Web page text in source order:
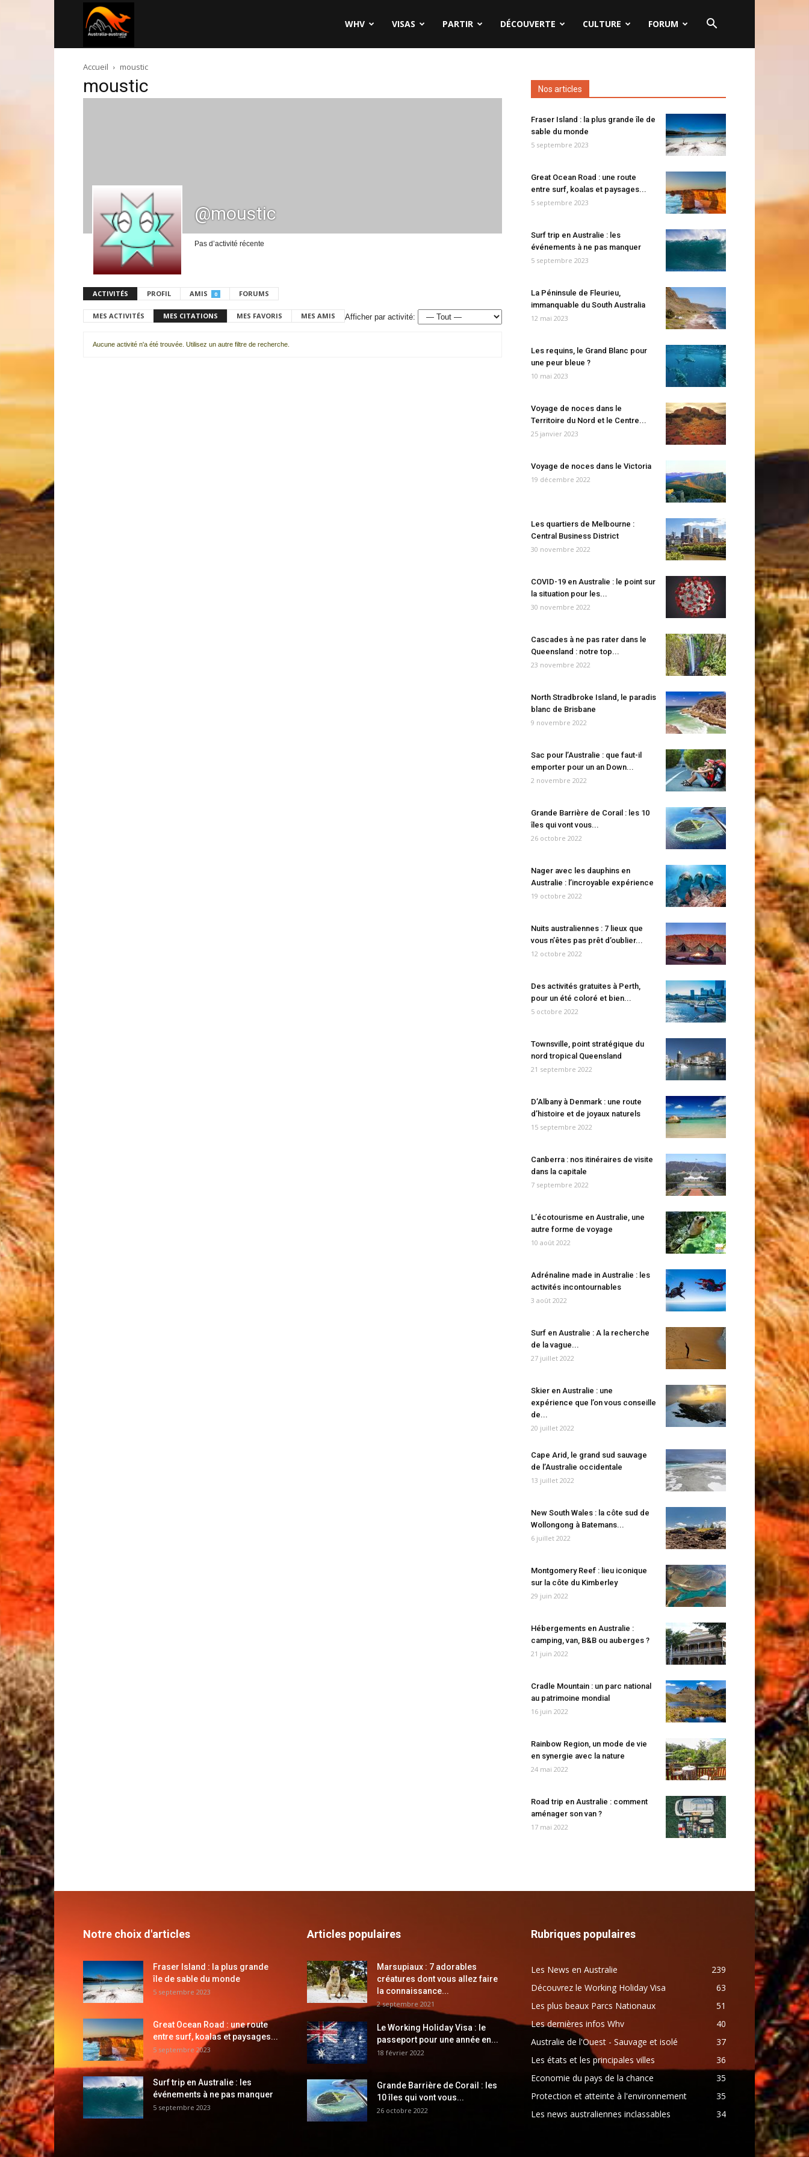
australie.com
WHV VISAS PARTIR DÉCOUVERTE CULTURE FORUM
Accueil moustic
moustic
@moustic
Pas d’activité récente
ACTIVITÉS PROFIL AMIS 0 FORUMS
MES ACTIVITÉS MES CITATIONS MES FAVORIS MES AMIS Afficher par activité:
Aucune activité n'a été trouvée. Utilisez un autre filtre de recherche.
Nos articles
Fraser Island : la plus grande île de
sable du monde
5 septembre 2023
Great Ocean Road : une route
entre surf, koalas et paysages...
5 septembre 2023
Surf trip en Australie : les
événements à ne pas manquer
5 septembre 2023
La Péninsule de Fleurieu,
immanquable du South Australia
12 mai 2023
Les requins, le Grand Blanc pour
une peur bleue ?
10 mai 2023
Voyage de noces dans le
Territoire du Nord et le Centre...
25 janvier 2023
Voyage de noces dans le Victoria
19 décembre 2022
Les quartiers de Melbourne :
Central Business District
30 novembre 2022
COVID-19 en Australie : le point sur
la situation pour les...
30 novembre 2022
Cascades à ne pas rater dans le
Queensland : notre top...
23 novembre 2022
North Stradbroke Island, le paradis
blanc de Brisbane
9 novembre 2022
Sac pour l’Australie : que faut-il
emporter pour un an Down...
2 novembre 2022
Grande Barrière de Corail : les 10
îles qui vont vous...
26 octobre 2022
Nager avec les dauphins en
Australie : l’incroyable expérience
19 octobre 2022
Nuits australiennes : 7 lieux que
vous n’êtes pas prêt d’oublier...
12 octobre 2022
Des activités gratuites à Perth,
pour un été coloré et bien...
5 octobre 2022
Townsville, point stratégique du
nord tropical Queensland
21 septembre 2022
D’Albany à Denmark : une route
d’histoire et de joyaux naturels
15 septembre 2022
Canberra : nos itinéraires de visite
dans la capitale
7 septembre 2022
L’écotourisme en Australie, une
autre forme de voyage
10 août 2022
Adrénaline made in Australie : les
activités incontournables
3 août 2022
Surf en Australie : A la recherche
de la vague...
27 juillet 2022
Skier en Australie : une
expérience que l’on vous conseille
de...
20 juillet 2022
Cape Arid, le grand sud sauvage
de l’Australie occidentale
13 juillet 2022
New South Wales : la côte sud de
Wollongong à Batemans...
6 juillet 2022
Montgomery Reef : lieu iconique
sur la côte du Kimberley
29 juin 2022
Hébergements en Australie :
camping, van, B&B ou auberges ?
21 juin 2022
Cradle Mountain : un parc national
au patrimoine mondial
16 juin 2022
Rainbow Region, un mode de vie
en synergie avec la nature
24 mai 2022
Road trip en Australie : comment
aménager son van ?
17 mai 2022
Notre choix d'articles
Fraser Island : la plus grande
île de sable du monde
5 septembre 2023
Great Ocean Road : une route
entre surf, koalas et paysages...
5 septembre 2023
Surf trip en Australie : les
événements à ne pas manquer
5 septembre 2023
Articles populaires
Marsupiaux : 7 adorables
créatures dont vous allez faire
la connaissance...
2 septembre 2021
Le Working Holiday Visa : le
passeport pour une année en...
18 février 2022
Grande Barrière de Corail : les
10 îles qui vont vous...
26 octobre 2022
Rubriques populaires
Les News en Australie
239
Découvrez le Working Holiday Visa
63
Les plus beaux Parcs Nationaux
51
Les dernières infos Whv
40
Australie de l'Ouest - Sauvage et isolé
37
Les états et les principales villes
36
Economie du pays de la chance
35
Protection et atteinte à l'environnement
35
Les news australiennes inclassables
34